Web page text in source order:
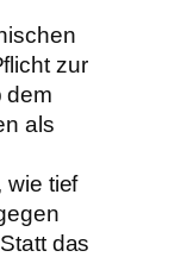
zur
dem
als
wie tief
das